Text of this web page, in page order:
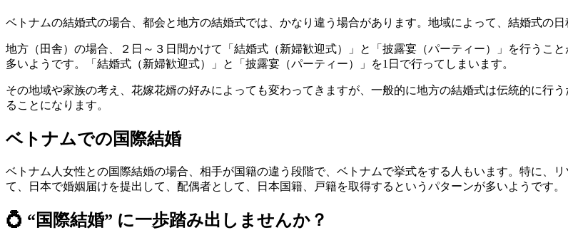
ベトナムの結婚式の場合、都会と地方の結婚式では、かなり違う場合があります。地域によって、結婚式の日
地方（田舎）の場合、２日～３日間かけて「結婚式（新婦歓迎式）」と「披露宴（パーティー）」を行うこ
多いようです。「結婚式（新婦歓迎式）」と「披露宴（パーティー）」を1日で行ってしまいます。
その地域や家族の考え、花嫁花婿の好みによっても変わってきますが、一般的に地方の結婚式は伝統的に行
ることになります。
ベトナムでの国際結婚
ベトナム人女性との国際結婚の場合、相手が国籍の違う段階で、ベトナムで挙式をする人もいます。特に、
て、日本で婚姻届けを提出して、配偶者として、日本国籍、戸籍を取得するというパターンが多いようです。
💍 “国際結婚” に一歩踏み出しませんか？